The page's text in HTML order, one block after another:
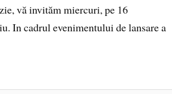
vă invităm miercuri, pe 16
In cadrul evenimentului de lansare a